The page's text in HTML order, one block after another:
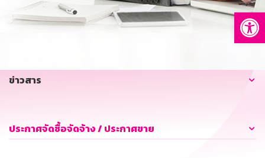
อื่นๆ
ข่าวสาร
ประกาศจัดซื้อจัดจ้าง / ประกาศขาย